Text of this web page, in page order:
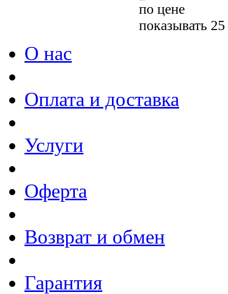
по цене
показывать 25
О нас
Оплата и доставка
Услуги
Оферта
Возврат и обмен
Гарантия